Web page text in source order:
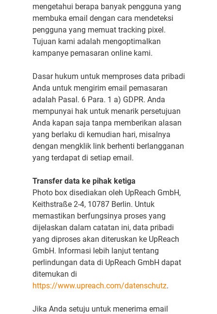
mengetahui berapa banyak pengguna yang
membuka email dengan cara mendeteksi
pengguna yang memuat tracking pixel.
Tujuan kami adalah mengoptimalkan
kampanye pemasaran online kami.
Dasar hukum untuk memproses data pribadi
Anda untuk mengirim email pemasaran
adalah Pasal. 6 Para. 1 a) GDPR. Anda
mempunyai hak untuk menarik persetujuan
Anda kapan saja tanpa memberikan alasan
yang berlaku di kemudian hari, misalnya
dengan mengklik link berhenti berlangganan
yang terdapat di setiap email.
Transfer data ke pihak ketiga
Photo box disediakan oleh UpReach GmbH,
Keithstraße 2-4, 10787 Berlin. Untuk
memastikan berfungsinya proses yang
dijelaskan dalam catatan ini, data pribadi
yang diproses akan diteruskan ke UpReach
GmbH. Informasi lebih lanjut tentang
perlindungan data di UpReach GmbH dapat
ditemukan di
https://www.upreach.com/datenschutz.
Jika Anda setuju untuk menerima email